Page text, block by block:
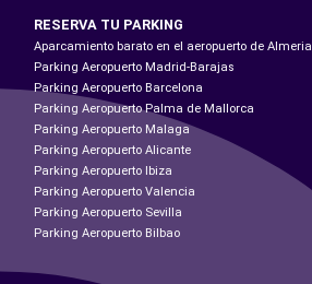
RESERVA TU PARKING
Aparcamiento barato en el aeropuerto de Almeria
Parking Aeropuerto Madrid-Barajas
Parking Aeropuerto Barcelona
Parking Aeropuerto Palma de Mallorca
Parking Aeropuerto Malaga
Parking Aeropuerto Alicante
Parking Aeropuerto Ibiza
Parking Aeropuerto Valencia
Parking Aeropuerto Sevilla
Parking Aeropuerto Bilbao